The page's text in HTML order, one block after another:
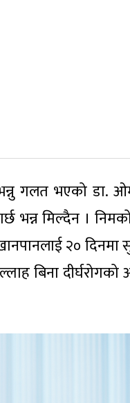
गलत भएको डा.
भन्न मिल्दैन ।
२० दिनमा
बिना दीर्घरोगको